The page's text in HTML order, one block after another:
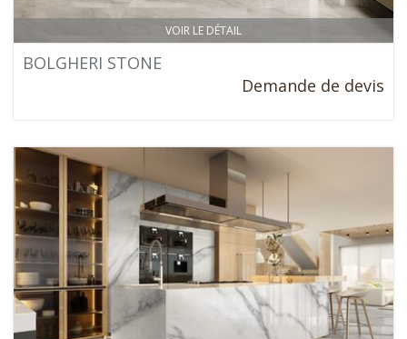
VOIR LE DÉTAIL
BOLGHERI STONE
Demande de devis